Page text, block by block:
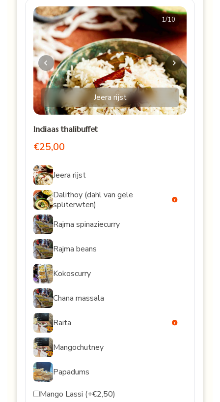
Jeera rijst
1/10
Indiaas thalibuffet
€25,00
Jeera rijst
Dalithoy (dahl van gele
spliterwten)
Rajma spinaziecurry
Rajma beans
Kokoscurry
Chana massala
Raita
Mangochutney
Papadums
Mango Lassi (+€2,50)